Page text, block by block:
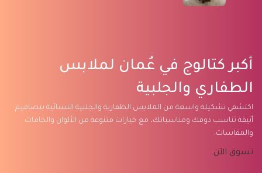
أكبر كتالوج في عُمان لملابس
الطفاري والجلبية
اكتشفي تشكيلة واسعة من الملابس الظفارية والجلبية النسائية بتصاميم
أنيقة تناسب ذوقك ومناسباتك، مع خيارات متنوعة من الألوان والخامات
والمقاسات.
تسوق الآن